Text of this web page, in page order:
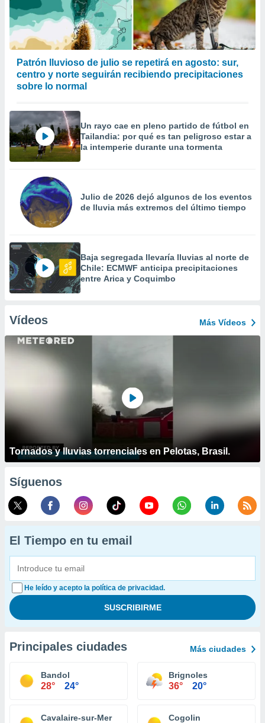
Patrón lluvioso de julio se repetirá en agosto: sur,
centro y norte seguirán recibiendo precipitaciones
sobre lo normal
Un rayo cae en pleno partido de fútbol en
Tailandia: por qué es tan peligroso estar a
la intemperie durante una tormenta
Julio de 2026 dejó algunos de los eventos
de lluvia más extremos del último tiempo
Baja segregada llevaría lluvias al norte de
Chile: ECMWF anticipa precipitaciones
entre Arica y Coquimbo
Vídeos Más Vídeos
Tornados y lluvias torrenciales en Pelotas, Brasil.
Síguenos
El Tiempo en tu email
He leído y acepto la política de privacidad.
Principales ciudades Más ciudades
Bandol
28° 24°
Brignoles
36° 20°
Cavalaire-sur-Mer Cogolin